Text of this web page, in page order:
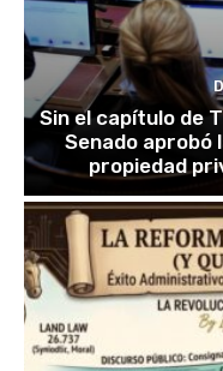
Sin el capítulo de
Senado aprobó
propiedad